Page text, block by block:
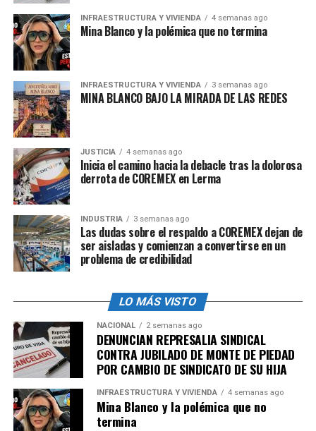
INFRAESTRUCTURA Y VIVIENDA 4 semanas ago
Mina Blanco y la polémica que no termina
INFRAESTRUCTURA Y VIVIENDA 3 semanas ago
MINA BLANCO BAJO LA MIRADA DE LAS REDES
JUSTICIA 4 semanas ago
Inicia el camino hacia la debacle tras la dolorosa
derrota de COREMEX en Lerma
INDUSTRIA 3 semanas ago
Las dudas sobre el respaldo a COREMEX dejan de
ser aisladas y comienzan a convertirse en un
problema de credibilidad
LO MÁS VISTO
NACIONAL 2 semanas ago
DENUNCIAN REPRESALIA SINDICAL
CONTRA JUBILADO DE MONTE DE PIEDAD
POR CAMBIO DE SINDICATO DE SU HIJA
INFRAESTRUCTURA Y VIVIENDA 4 semanas ago
Mina Blanco y la polémica que no
termina